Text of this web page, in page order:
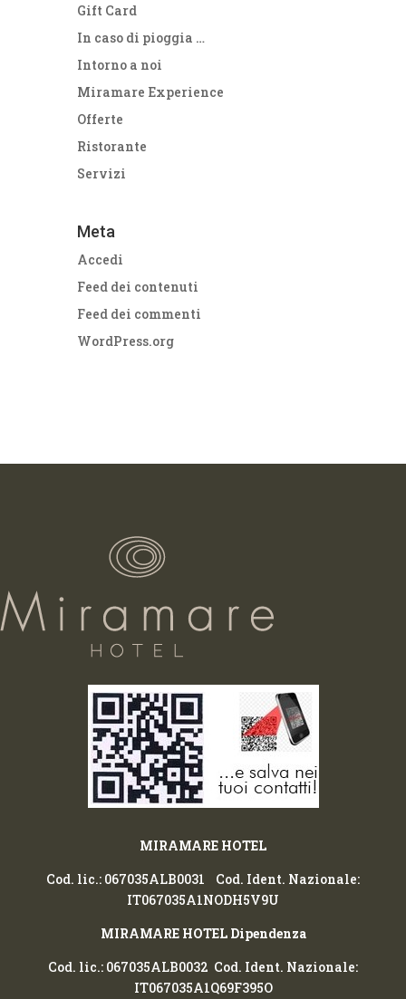
Gift Card
In caso di pioggia …
Intorno a noi
Miramare Experience
Offerte
Ristorante
Servizi
Meta
Accedi
Feed dei contenuti
Feed dei commenti
WordPress.org
MIRAMARE HOTEL
Cod. lic.: 067035ALB0031 Cod. Ident. Nazionale:
IT067035A1NODH5V9U
MIRAMARE HOTEL Dipendenza
Cod. lic.: 067035ALB0032 Cod. Ident. Nazionale:
IT067035A1Q69F395O